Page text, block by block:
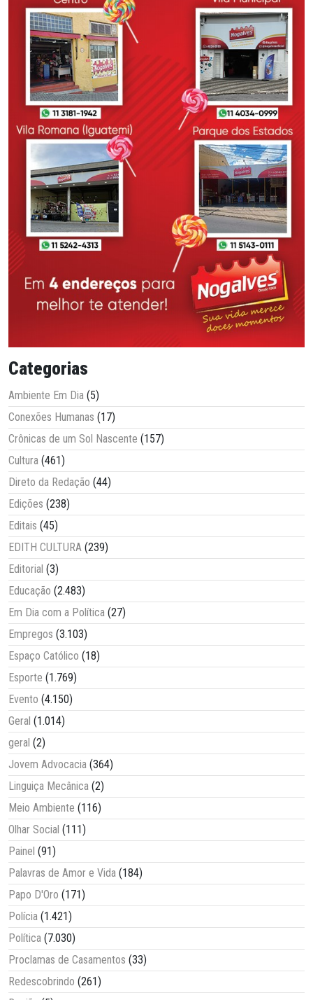
Categorias
Ambiente Em Dia (5)
Conexões Humanas (17)
Crônicas de um Sol Nascente (157)
Cultura (461)
Direto da Redação (44)
Edições (238)
Editais (45)
EDITH CULTURA (239)
Editorial (3)
Educação (2.483)
Em Dia com a Política (27)
Empregos (3.103)
Espaço Católico (18)
Esporte (1.769)
Evento (4.150)
Geral (1.014)
geral (2)
Jovem Advocacia (364)
Linguiça Mecânica (2)
Meio Ambiente (116)
Olhar Social (111)
Painel (91)
Palavras de Amor e Vida (184)
Papo D'Oro (171)
Polícia (1.421)
Política (7.030)
Proclamas de Casamentos (33)
Redescobrindo (261)